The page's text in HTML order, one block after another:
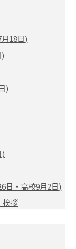
18日)
)
・高校9月2日)
拶